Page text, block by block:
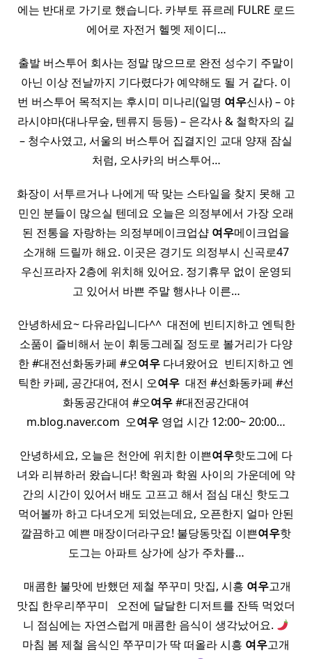
에는 반대로 가기로 했습니다. 카부토 퓨르레 FULRE 로드
에어로 자전거 헬멧 제이디…
출발 버스투어 회사는 정말 많으므로 완전 성수기 주말이
아닌 이상 전날까지 기다렸다가 예약해도 될 거 같다. 이
번 버스투어 목적지는 후시미 미나리(일명 여우신사) – 야
라시야마(대나무숲, 텐류지 등등) – 은각사 & 철학자의 길
– 청수사였고, 서울의 버스투어 집결지인 교대 양재 잠실
처럼, 오사카의 버스투어…
화장이 서투르거나 나에게 딱 맞는 스타일을 찾지 못해 고
민인 분들이 많으실 텐데요 오늘은 의정부에서 가장 오래
된 전통을 자랑하는 의정부메이크업샵 여우메이크업을
소개해 드릴까 해요. 이곳은 경기도 의정부시 신곡로47
우신프라자 2층에 위치해 있어요. 정기휴무 없이 운영되
고 있어서 바쁜 주말 행사나 이른…
안녕하세요~ 다유라입니다^^ ​ 대전에 빈티지하고 엔틱한
소품이 즐비해서 눈이 휘둥그레질 정도로 볼거리가 다양
한 #대전선화동카페 #오여우 다녀왔어요 ​ 빈티지하고 엔
틱한 카페, 공간대여, 전시 오여우 ​ 대전 #선화동카페 #선
화동공간대여 #오여우#대전공간대여
m.blog.naver.com ​ 오여우 영업 시간 12:00~ 20:00…
안녕하세요, 오늘은 천안에 위치한 이쁜여우핫도그에 다
녀와 리뷰하러 왔습니다! 학원과 학원 사이의 가운데에 약
간의 시간이 있어서 배도 고프고 해서 점심 대신 핫도그
먹어볼까 하고 다녀오게 되었는데요, 오픈한지 얼마 안된
깔끔하고 예쁜 매장이더라구요! 불당동맛집 이쁜여우핫
도그는 아파트 상가에 상가 주차를…
​ 매콤한 불맛에 반했던 제철 쭈꾸미 맛집, 시흥 여우고개
맛집 한우리쭈꾸미 ​ ​ 오전에 달달한 디저트를 잔뜩 먹었더
니 점심에는 자연스럽게 매콤한 음식이 생각났어요.
마침 봄 제철 음식인 쭈꾸미가 딱 떠올라 시흥 여우고개